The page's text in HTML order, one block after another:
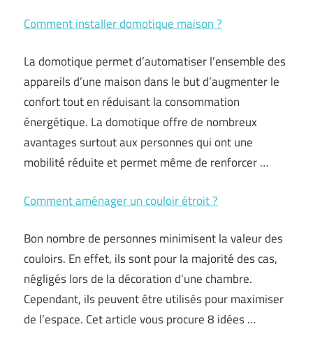
Comment installer domotique maison ?
La domotique permet d’automatiser l’ensemble des
appareils d’une maison dans le but d’augmenter le
confort tout en réduisant la consommation
énergétique. La domotique offre de nombreux
avantages surtout aux personnes qui ont une
mobilité réduite et permet même de renforcer …
Comment aménager un couloir étroit ?
Bon nombre de personnes minimisent la valeur des
couloirs. En effet, ils sont pour la majorité des cas,
négligés lors de la décoration d’une chambre.
Cependant, ils peuvent être utilisés pour maximiser
de l’espace. Cet article vous procure 8 idées …